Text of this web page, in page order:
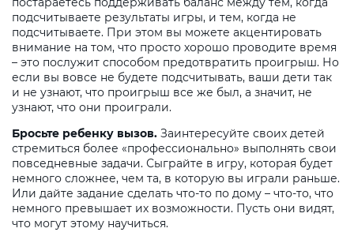
подсчитываете результаты игры, и тем, когда не
подсчитываете. При этом вы можете акцентировать
внимание на том, что просто хорошо проводите время
– это послужит способом предотвратить проигрыш. Но
если вы вовсе не будете подсчитывать, ваши дети так
и не узнают, что проигрыш все же был, а значит, не
узнают, что они проиграли.
Бросьте ребенку вызов. Заинтересуйте своих детей
стремиться более «профессионально» выполнять свои
повседневные задачи. Сыграйте в игру, которая будет
немного сложнее, чем та, в которую вы играли раньше.
Или дайте задание сделать что-то по дому – что-то, что
немного превышает их возможности. Пусть они видят,
что могут этому научиться.